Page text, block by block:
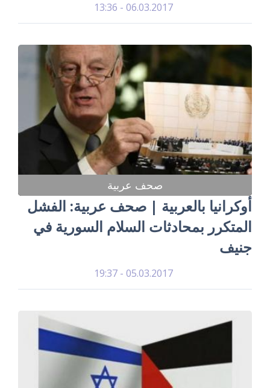
06.03.2017 - 13:36
صحف عربية
أوكرانيا بالعربية | صحف عربية: الفشل
المتكرر بمحادثات السلام السورية في
جنيف
05.03.2017 - 19:37